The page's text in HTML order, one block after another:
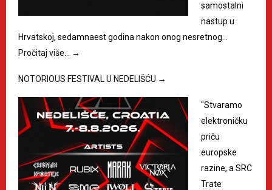
samostalni
nastup u
Hrvatskoj, sedamnaest godina nakon onog nesretnog…
Pročitaj više…
→
NOTORIOUS FESTIVAL U NEDELIŠĆU →
"Stvaramo
elektroničku
priču
europske
razine, a SRC
Trate